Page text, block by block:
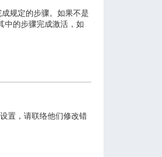
规定的步骤。如果不是
中的步骤完成激活，如
置，请联络他们修改错